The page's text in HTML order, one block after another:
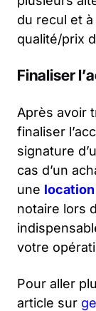
du recul et
qualité/prix
Finaliser
Après avoir
finaliser
signature
cas d’un
une
notaire lors
votre
Pour aller
article sur